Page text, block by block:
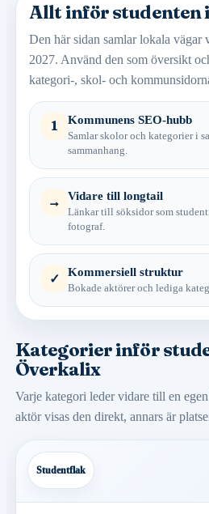
Allt inför studenten
Den här sidan samlar lokala vägar
2027. Använd den som översikt
kategori-, skol- och
1 Kommunens SEO-hubb
Samlar skolor och kategorier i
sammanhang.
→ Vidare till longtail
Länkar till söksidor som
fotograf.
✓ Kommersiell struktur
Bokade aktörer och lediga
Kategorier inför
Överkalix
Varje kategori leder vidare till en
aktör visas den direkt, annars är
Studentflak